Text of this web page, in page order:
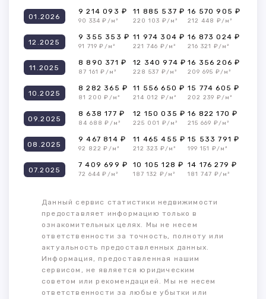
01.2026
9 214 093 ₽
90 334 ₽/м²
11 885 537 ₽
220 103 ₽/м²
16 570 905 ₽
212 448 ₽/м²
12.2025
9 355 353 ₽
91 719 ₽/м²
11 974 304 ₽
221 746 ₽/м²
16 873 024 ₽
216 321 ₽/м²
11.2025
8 890 371 ₽
87 161 ₽/м²
12 340 974 ₽
228 537 ₽/м²
16 356 206 ₽
209 695 ₽/м²
10.2025
8 282 365 ₽
81 200 ₽/м²
11 556 650 ₽
214 012 ₽/м²
15 774 605 ₽
202 239 ₽/м²
09.2025
8 638 177 ₽
84 688 ₽/м²
12 150 035 ₽
225 001 ₽/м²
16 822 170 ₽
215 669 ₽/м²
08.2025
9 467 814 ₽
92 822 ₽/м²
11 465 455 ₽
212 323 ₽/м²
15 533 791 ₽
199 151 ₽/м²
07.2025
7 409 699 ₽
72 644 ₽/м²
10 105 128 ₽
187 132 ₽/м²
14 176 279 ₽
181 747 ₽/м²
Данный сервис статистики недвижимости
предоставляет информацию только в
ознакомительных целях. Мы не несем
ответственности за точность, полноту или
актуальность предоставленных данных.
Информация, предоставленная нашим
сервисом, не является юридическим
советом или рекомендацией. Мы не несем
ответственности за любые убытки или